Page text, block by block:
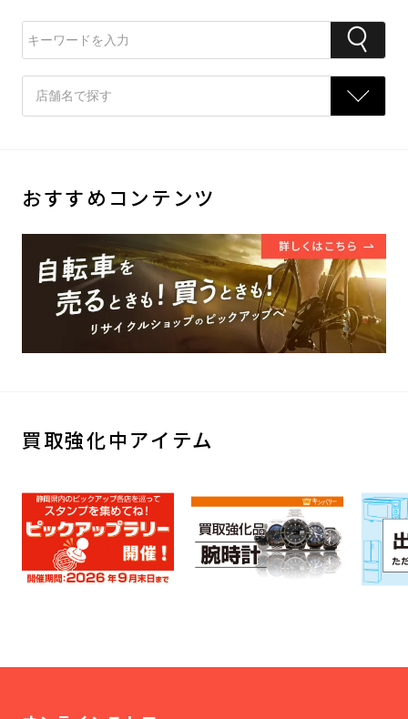
おすすめコンテンツ
買取強化中アイテム